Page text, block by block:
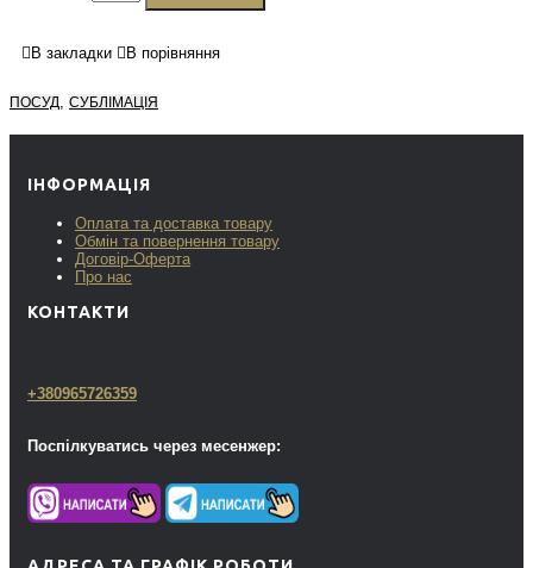
В закладки В порівняння
ПОСУД СУБЛІМАЦІЯ
ІНФОРМАЦІЯ
Оплата та доставка товару
Обмін та повернення товару
Договір-Оферта
Про нас
КОНТАКТИ
+380965726359
Поспілкуватись через месенжер: